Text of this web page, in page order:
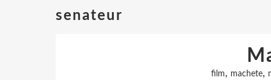
senateur
film, machete,